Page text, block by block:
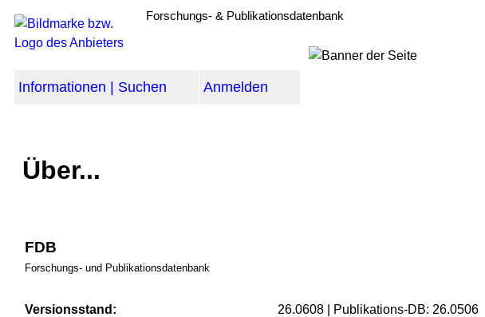
Forschungs- & Publikationsdatenbank
Informationen | Suchen Anmelden
Über...
FDB
Forschungs- und Publikationsdatenbank
Versionsstand: 26.0608 | Publikations-DB: 26.0506